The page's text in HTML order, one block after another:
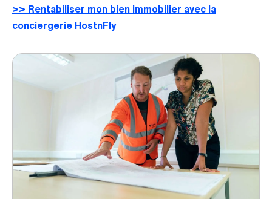
>> Rentabiliser mon bien immobilier avec la
conciergerie HostnFly